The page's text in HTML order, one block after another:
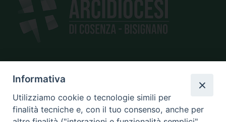
SEDE
piazza Giano Parrasio, 16
87100 Cosenza
Informativa
Utilizziamo cookie o tecnologie simili per
finalità tecniche e, con il tuo consenso, anche per